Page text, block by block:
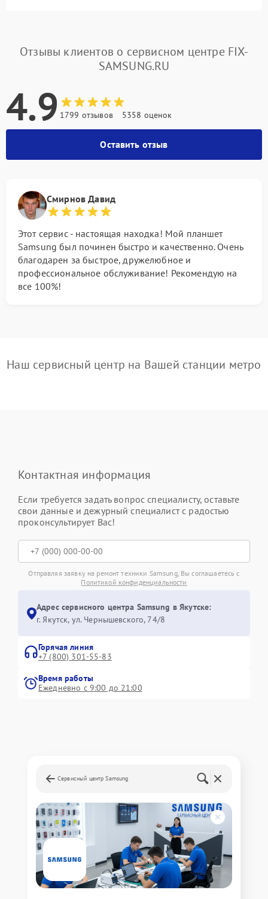
Отзывы клиентов о сервисном центре FIX-
SAMSUNG.RU
4.9 1799 отзывов 5358 оценок
Оставить отзыв
Смирнов Давид
Этот сервис - настоящая находка! Мой планшет
Samsung был починен быстро и качественно. Очень
благодарен за быстрое, дружелюбное и
профессиональное обслуживание! Рекомендую на
все 100%!
Наш сервисный центр на Вашей станции метро
Контактная информация
Если требуется задать вопрос специалисту, оставьте
свои данные и дежурный специалист с радостью
проконсультирует Вас!
Отправляя заявку на ремонт техники Samsung, Вы соглашаетесь с
Политикой конфиденциальности
Адрес сервисного центра Samsung в Якутске:
г. Якутск, ул. Чернышевского, 74/8
Горячая линия
+7 (800) 301-55-83
Время работы
Ежедневно с 9:00 до 21:00
Сервисный центр Samsung